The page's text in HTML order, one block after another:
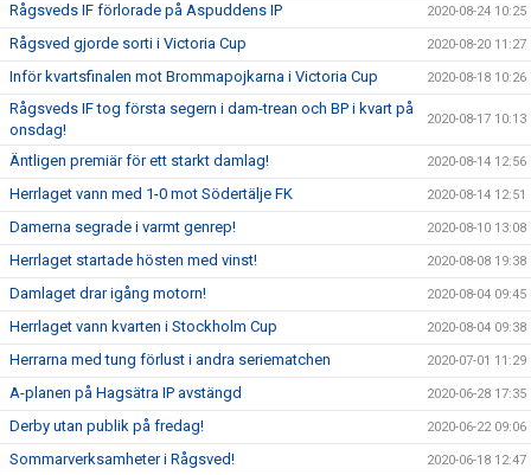
Rågsveds IF förlorade på Aspuddens IP 2020-08-24 10:25
Rågsved gjorde sorti i Victoria Cup 2020-08-20 11:27
Inför kvartsfinalen mot Brommapojkarna i Victoria Cup 2020-08-18 10:26
Rågsveds IF tog första segern i dam-trean och BP i kvart på
onsdag!
2020-08-17 10:13
Äntligen premiär för ett starkt damlag! 2020-08-14 12:56
Herrlaget vann med 1-0 mot Södertälje FK 2020-08-14 12:51
Damerna segrade i varmt genrep! 2020-08-10 13:08
Herrlaget startade hösten med vinst! 2020-08-08 19:38
Damlaget drar igång motorn! 2020-08-04 09:45
Herrlaget vann kvarten i Stockholm Cup 2020-08-04 09:38
Herrarna med tung förlust i andra seriematchen 2020-07-01 11:29
A-planen på Hagsätra IP avstängd 2020-06-28 17:35
Derby utan publik på fredag! 2020-06-22 09:06
Sommarverksamheter i Rågsved! 2020-06-18 12:47